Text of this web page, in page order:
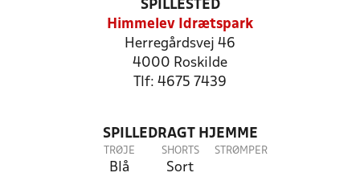
SPILLESTED
Himmelev Idrætspark
Herregårdsvej 46
4000 Roskilde
Tlf: 4675 7439
SPILLEDRAGT HJEMME
TRØJE
Blå
SHORTS
Sort
STRØMPER